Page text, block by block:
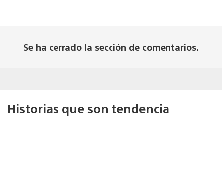
Se ha cerrado la sección de comentarios.
Historias que son tendencia